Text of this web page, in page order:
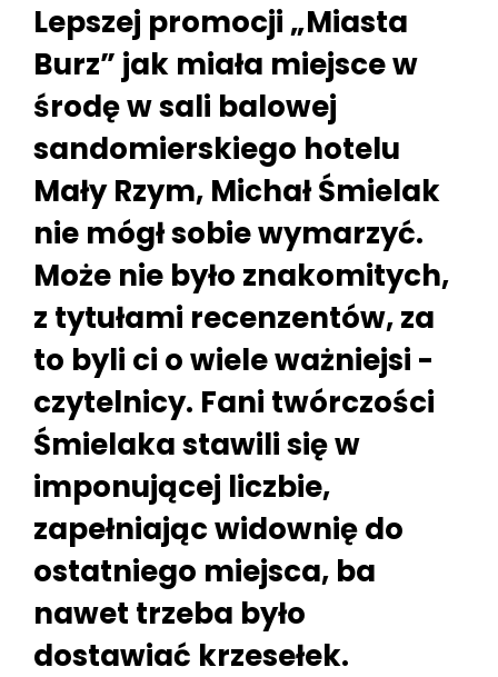
Lepszej promocji „Miasta
Burz” jak miała miejsce w
środę w sali balowej
sandomierskiego hotelu
Mały Rzym, Michał Śmielak
nie mógł sobie wymarzyć.
Może nie było znakomitych,
z tytułami recenzentów, za
to byli ci o wiele ważniejsi -
czytelnicy. Fani twórczości
Śmielaka stawili się w
imponującej liczbie,
zapełniając widownię do
ostatniego miejsca, ba
nawet trzeba było
dostawiać krzesełek.